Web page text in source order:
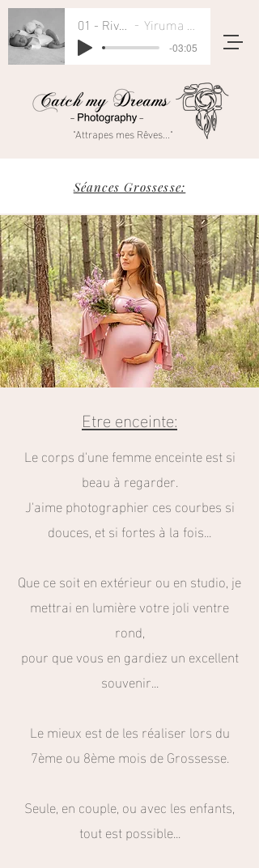
01 - River Flows In You Yiruma - Rivers Flow In You
-03:05
"Attrapes mes Rêves..."
Séances Grossesse:
Etre enceinte:
Le corps d'une femme enceinte est si
beau à regarder.
J'aime photographier ces courbes si
douces, et si fortes à la fois...
Que ce soit en extérieur ou en studio, je
mettrai en lumière votre joli ventre
rond,
pour que vous en gardiez un excellent
souvenir...
Le mieux est de les réaliser lors du
7ème ou 8ème mois de Grossesse.
Seule, en couple, ou avec les enfants,
tout est possible...